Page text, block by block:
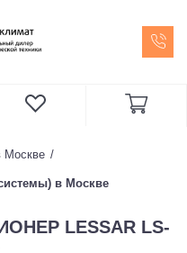
Москве
в Москве
LESSAR LS-